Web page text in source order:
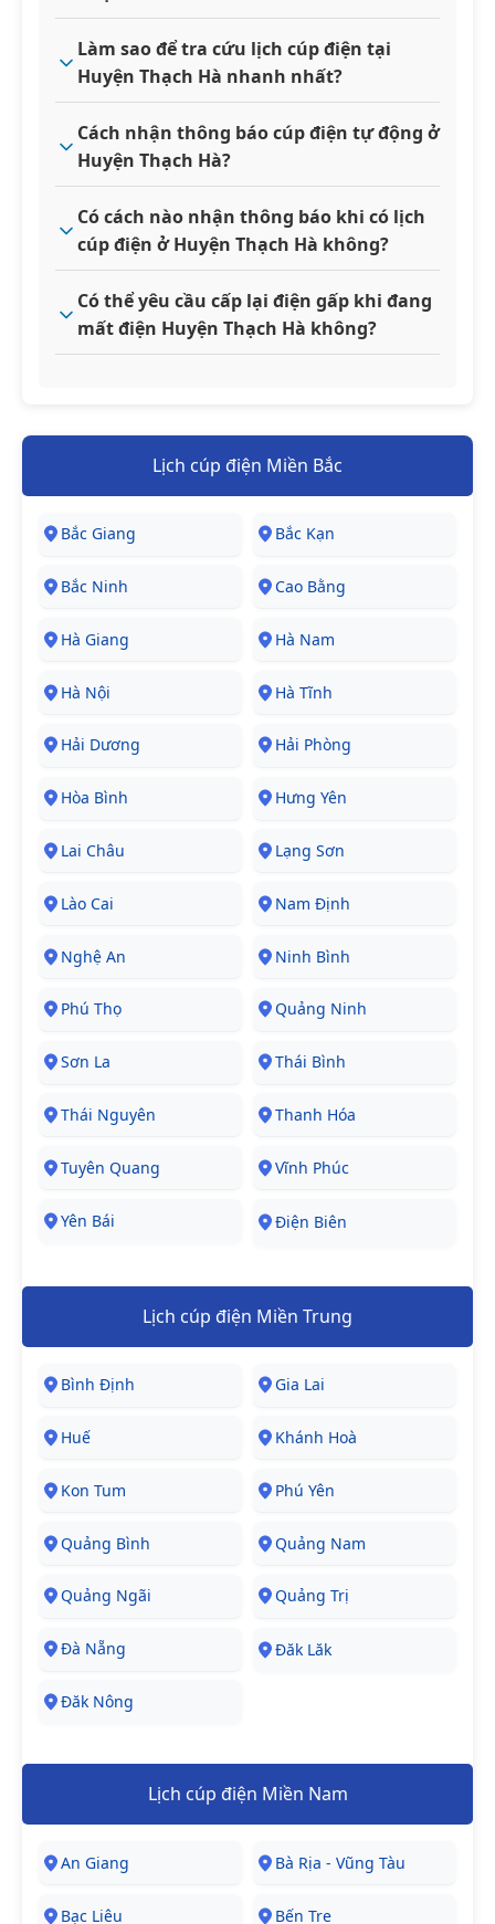
Làm sao để tra cứu lịch cúp điện tại
Huyện Thạch Hà nhanh nhất?
Cách nhận thông báo cúp điện tự động ở
Huyện Thạch Hà?
Có cách nào nhận thông báo khi có lịch
cúp điện ở Huyện Thạch Hà không?
Có thể yêu cầu cấp lại điện gấp khi đang
mất điện Huyện Thạch Hà không?
Lịch cúp điện Miền Bắc
Bắc Giang Bắc Kạn
Bắc Ninh Cao Bằng
Hà Giang Hà Nam
Hà Nội Hà Tĩnh
Hải Dương Hải Phòng
Hòa Bình Hưng Yên
Lai Châu Lạng Sơn
Lào Cai Nam Định
Nghệ An Ninh Bình
Phú Thọ Quảng Ninh
Sơn La Thái Bình
Thái Nguyên Thanh Hóa
Tuyên Quang Vĩnh Phúc
Yên Bái Điện Biên
Lịch cúp điện Miền Trung
Bình Định Gia Lai
Huế Khánh Hoà
Kon Tum Phú Yên
Quảng Bình Quảng Nam
Quảng Ngãi Quảng Trị
Đà Nẵng Đăk Lăk
Đăk Nông
Lịch cúp điện Miền Nam
An Giang Bà Rịa - Vũng Tàu
Bạc Liêu Bến Tre